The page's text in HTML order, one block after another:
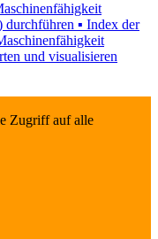
▪ Index der
und visualisieren
Zugriff auf alle